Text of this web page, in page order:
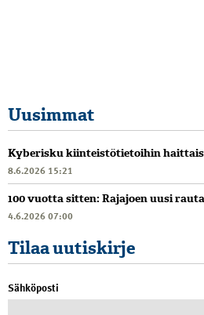
Uusimmat
Kyberisku kiinteistötietoihin
8.6.2026 15:21
100 vuotta sitten: Rajajoen uusi
4.6.2026 07:00
Tilaa uutiskirje
Sähköposti